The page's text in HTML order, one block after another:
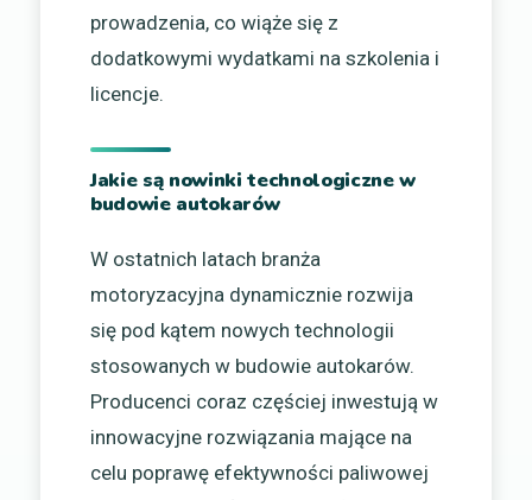
prowadzenia, co wiąże się z
dodatkowymi wydatkami na szkolenia i
licencje.
Jakie są nowinki technologiczne w
budowie autokarów
W ostatnich latach branża
motoryzacyjna dynamicznie rozwija
się pod kątem nowych technologii
stosowanych w budowie autokarów.
Producenci coraz częściej inwestują w
innowacyjne rozwiązania mające na
celu poprawę efektywności paliwowej